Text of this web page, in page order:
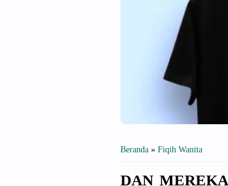
Beranda » Fiqih Wanita
DAN